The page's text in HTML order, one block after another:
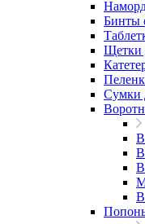
Бинты
Щетки
Сумки